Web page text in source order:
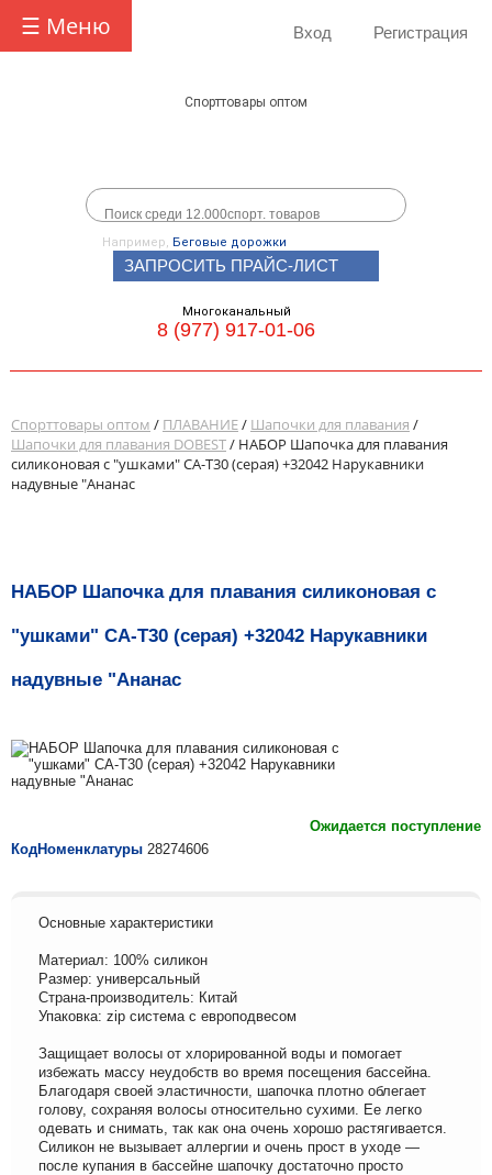
☰ Меню Вход Регистрация
Спорттовары оптом
Например, Беговые дорожки
ЗАПРОСИТЬ ПРАЙС-ЛИСТ
Многоканальный
8 (977) 917-01-06
Спорттовары оптом / ПЛАВАНИЕ/ Шапочки для плавания /
Шапочки для плавания DOBEST/ НАБОР Шапочка для плавания
силиконовая с "ушками" CA-T30 (серая) +32042 Нарукавники
надувные "Ананас
НАБОР Шапочка для плавания силиконовая с
"ушками" CA-T30 (серая) +32042 Нарукавники
надувные "Ананас
Ожидается поступление
КодНоменклатуры 28274606
Основные характеристики
Материал: 100% силикон
Размер: универсальный
Страна-производитель: Китай
Упаковка: zip система с европодвесом
Защищает волосы от хлорированной воды и помогает
избежать массу неудобств во время посещения бассейна.
Благодаря своей эластичности, шапочка плотно облегает
голову, сохраняя волосы относительно сухими. Ее легко
одевать и снимать, так как она очень хорошо растягивается.
Силикон не вызывает аллергии и очень прост в уходе —
после купания в бассейне шапочку достаточно просто